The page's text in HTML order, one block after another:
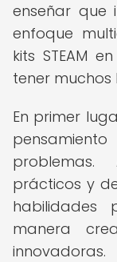
enseñar que
enfoque
kits STEAM
tener muchos
En primer
prácticos y
habilidades
manera
innovadoras.